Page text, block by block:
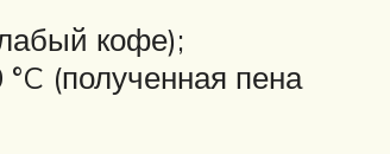
кофе);
(полученная пена